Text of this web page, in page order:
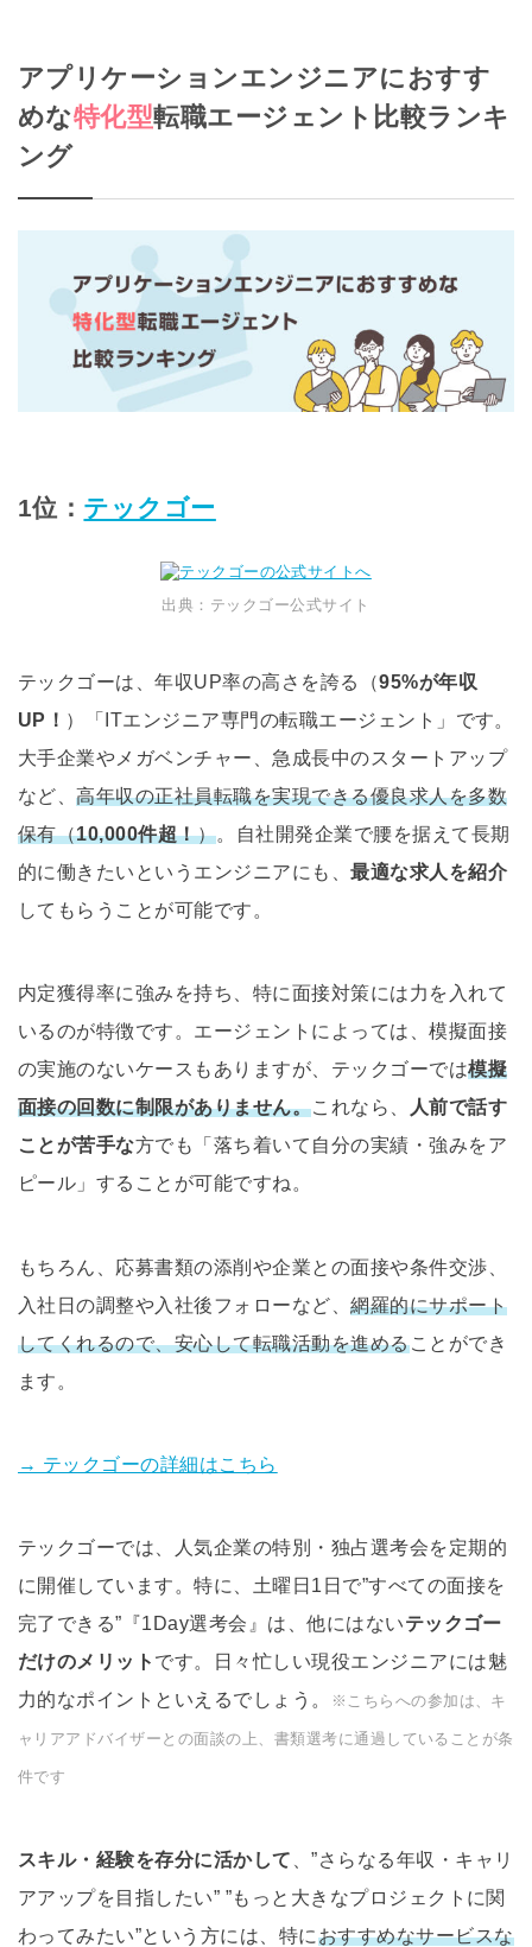
アプリケーションエンジニアにおすす
めな特化型転職エージェント比較ランキ
ング
1位： テックゴー
出典：テックゴー公式サイト
テックゴーは、年収UP率の高さを誇る（95%が年収
UP！ ）「ITエンジニア専門の転職エージェント」です。
大手企業やメガベンチャー、急成長中のスタートアップ
など、高年収の正社員転職を実現できる優良求人を多数
保有（10,000件超！）。自社開発企業で腰を据えて長期
的に働きたいというエンジニアにも、最適な求人を紹介
してもらうことが可能です。
内定獲得率に強みを持ち、特に面接対策には力を入れて
いるのが特徴です。エージェントによっては、模擬面接
の実施のないケースもありますが、テックゴーでは模擬
面接の回数に制限がありません。これなら、
人前で話す
ことが苦手な方でも「落ち着いて自分の実績・強みをア
ピール」することが可能ですね。
もちろん、応募書類の添削や企業との面接や条件交渉、
入社日の調整や入社後フォローなど、網羅的にサポート
してくれるので、安心して転職活動を進めることができ
ます。
→ テックゴーの詳細はこちら
テックゴーでは、人気企業の特別・独占選考会を定期的
に開催しています。特に、土曜日1日で”すべての面接を
完了できる”『1Day選考会』は、他にはないテックゴー
だけのメリット です。日々忙しい現役エンジニアには魅
力的なポイントといえるでしょう。
※こちらへの参加は、キ
ャリアアドバイザーとの面談の上、書類選考に通過していることが条
件です
スキル・経験を存分に活かして
、”さらなる年収・キャリ
アアップを目指したい” ”もっと大きなプロジェクトに関
わってみたい”という方には、特におすすめなサービスな